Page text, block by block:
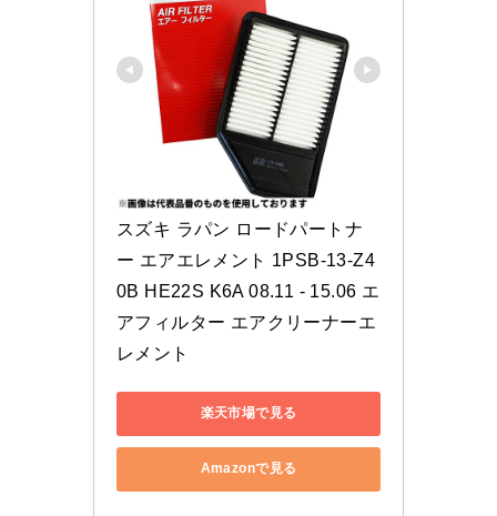
スズキ ラパン ロードパートナ
ー エアエレメント 1PSB-13-Z4
0B HE22S K6A 08.11 - 15.06 エ
アフィルター エアクリーナーエ
レメント
楽天市場で見る
Amazonで見る